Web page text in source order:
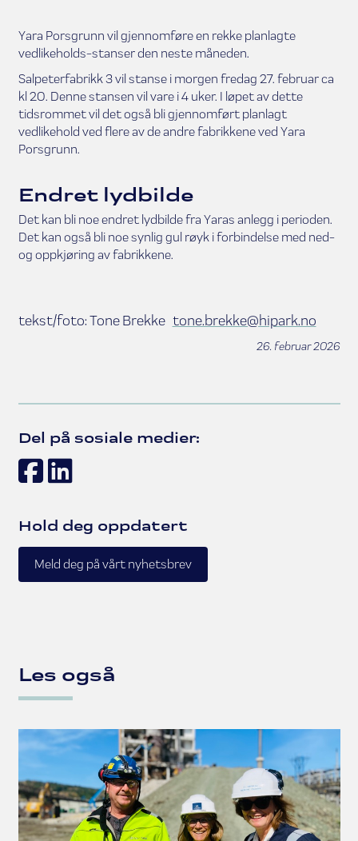
Yara Porsgrunn vil gjennomføre en rekke planlagte
vedlikeholds-stanser den neste måneden.
Salpeterfabrikk 3 vil stanse i morgen fredag 27. februar ca
kl 20. Denne stansen vil vare i 4 uker. I løpet av dette
tidsrommet vil det også bli gjennomført planlagt
vedlikehold ved flere av de andre fabrikkene ved Yara
Porsgrunn.
Endret lydbilde
Det kan bli noe endret lydbilde fra Yaras anlegg i perioden.
Det kan også bli noe synlig gul røyk i forbindelse med ned-
og oppkjøring av fabrikkene.
tekst/foto: Tone Brekke tone.brekke@hipark.no
26. februar 2026
Del på sosiale medier:
Facebook
LinkedIn
Hold deg oppdatert
Meld deg på vårt nyhetsbrev
Les også